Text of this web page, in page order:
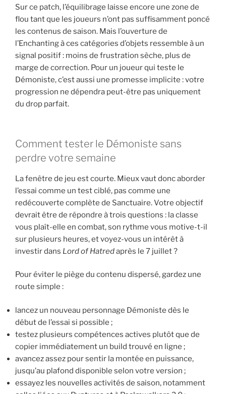
Sur ce patch, l’équilibrage laisse encore une zone de
flou tant que les joueurs n’ont pas suffisamment poncé
les contenus de saison. Mais l’ouverture de
l’Enchanting à ces catégories d’objets ressemble à un
signal positif : moins de frustration sèche, plus de
marge de correction. Pour un joueur qui teste le
Démoniste, c’est aussi une promesse implicite : votre
progression ne dépendra peut-être pas uniquement
du drop parfait.
Comment tester le Démoniste sans
perdre votre semaine
La fenêtre de jeu est courte. Mieux vaut donc aborder
l’essai comme un test ciblé, pas comme une
redécouverte complète de Sanctuaire. Votre objectif
devrait être de répondre à trois questions : la classe
vous plaît-elle en combat, son rythme vous motive-t-il
sur plusieurs heures, et voyez-vous un intérêt à
investir dans Lord of Hatredaprès le 7 juillet ?
Pour éviter le piège du contenu dispersé, gardez une
route simple :
lancez un nouveau personnage Démoniste dès le
début de l’essai si possible ;
testez plusieurs compétences actives plutôt que de
copier immédiatement un build trouvé en ligne ;
avancez assez pour sentir la montée en puissance,
jusqu’au plafond disponible selon votre version ;
essayez les nouvelles activités de saison, notamment